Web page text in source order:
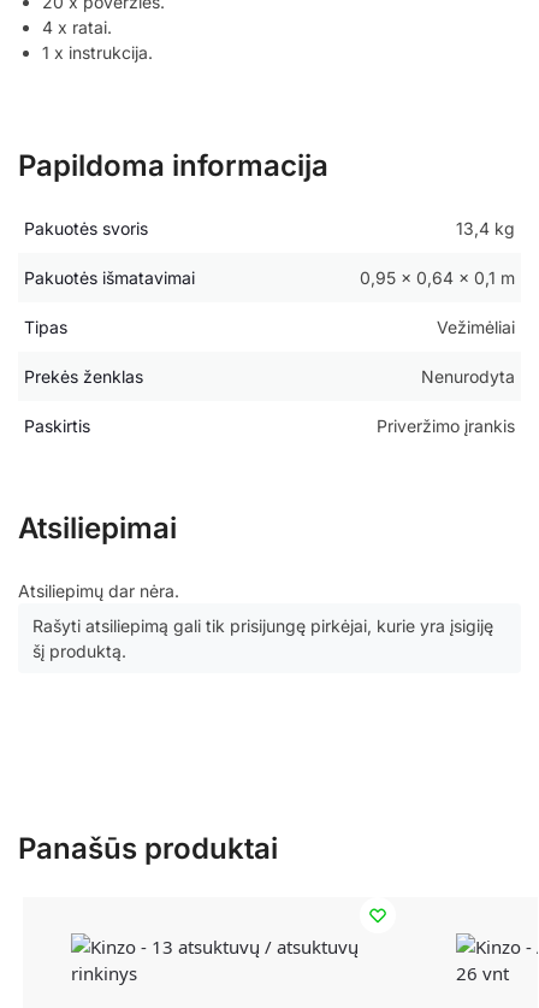
4 x ratai.
1 x instrukcija.
Papildoma informacija
Pakuotės svoris 13,4 kg
Pakuotės išmatavimai 0,95 × 0,64 × 0,1 m
Tipas Vežimėliai
Prekės ženklas Nenurodyta
Paskirtis Priveržimo įrankis
Atsiliepimai
Atsiliepimų dar nėra.
Rašyti atsiliepimą gali tik prisijungę pirkėjai, kurie yra įsigiję
šį produktą.
Panašūs produktai